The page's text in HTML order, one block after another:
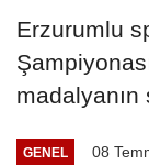
Erzurumlu
GENEL 08